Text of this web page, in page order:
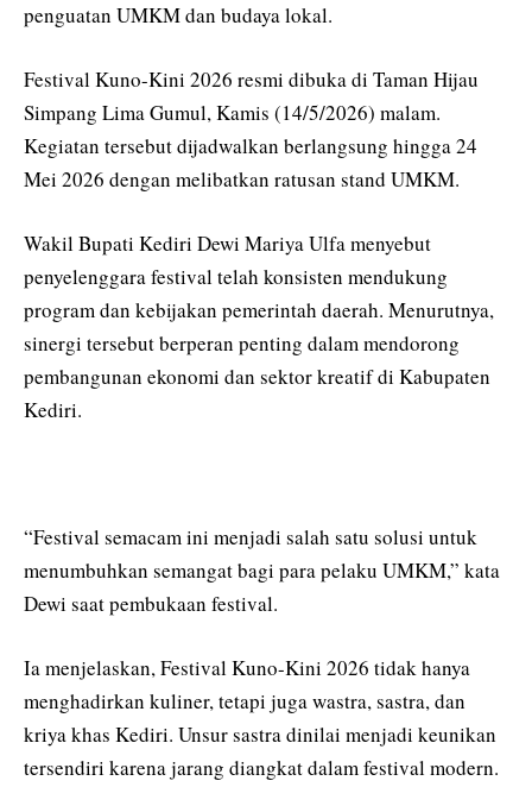
penguatan UMKM dan budaya lokal.
Festival Kuno-Kini 2026 resmi dibuka di Taman Hijau
Simpang Lima Gumul, Kamis (14/5/2026) malam.
Kegiatan tersebut dijadwalkan berlangsung hingga 24
Mei 2026 dengan melibatkan ratusan stand UMKM.
Wakil Bupati Kediri Dewi Mariya Ulfa menyebut
penyelenggara festival telah konsisten mendukung
program dan kebijakan pemerintah daerah. Menurutnya,
sinergi tersebut berperan penting dalam mendorong
pembangunan ekonomi dan sektor kreatif di Kabupaten
Kediri.
“Festival semacam ini menjadi salah satu solusi untuk
menumbuhkan semangat bagi para pelaku UMKM,” kata
Dewi saat pembukaan festival.
Ia menjelaskan, Festival Kuno-Kini 2026 tidak hanya
menghadirkan kuliner, tetapi juga wastra, sastra, dan
kriya khas Kediri. Unsur sastra dinilai menjadi keunikan
tersendiri karena jarang diangkat dalam festival modern.